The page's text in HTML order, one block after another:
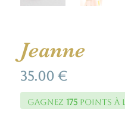
Jeanne
35.00 €
Gagnez 175points à